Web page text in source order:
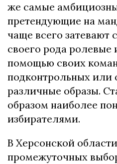
же самые
претендующие на
чаще всего затевают
своего рода
помощью своих
подконтрольных
различные образы.
образом наиболее
избирателями.
В Херсонской
промежуточных